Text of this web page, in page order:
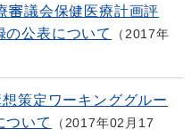
審議会保健医療計画評
の公表について
2017年
策定ワーキンググルー
ついて
2017年02月17